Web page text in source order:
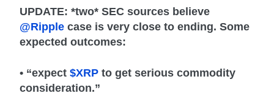
UPDATE: *two* SEC sources believe
@Ripple case is very close to ending. Some
expected outcomes:
• “expect$XRP to get serious commodity
consideration.”